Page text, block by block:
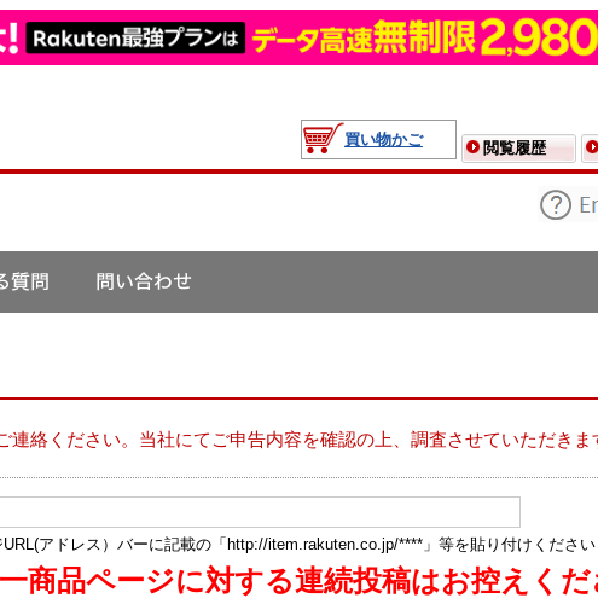
買い物かご
閲覧履歴
絡ください。当社にてご申告内容を確認の上、調査させていただきま
アドレス）バーに記載の「http://item.rakuten.co.jp/****」等を貼り付けください
商品ページに対する連続投稿はお控えくだ